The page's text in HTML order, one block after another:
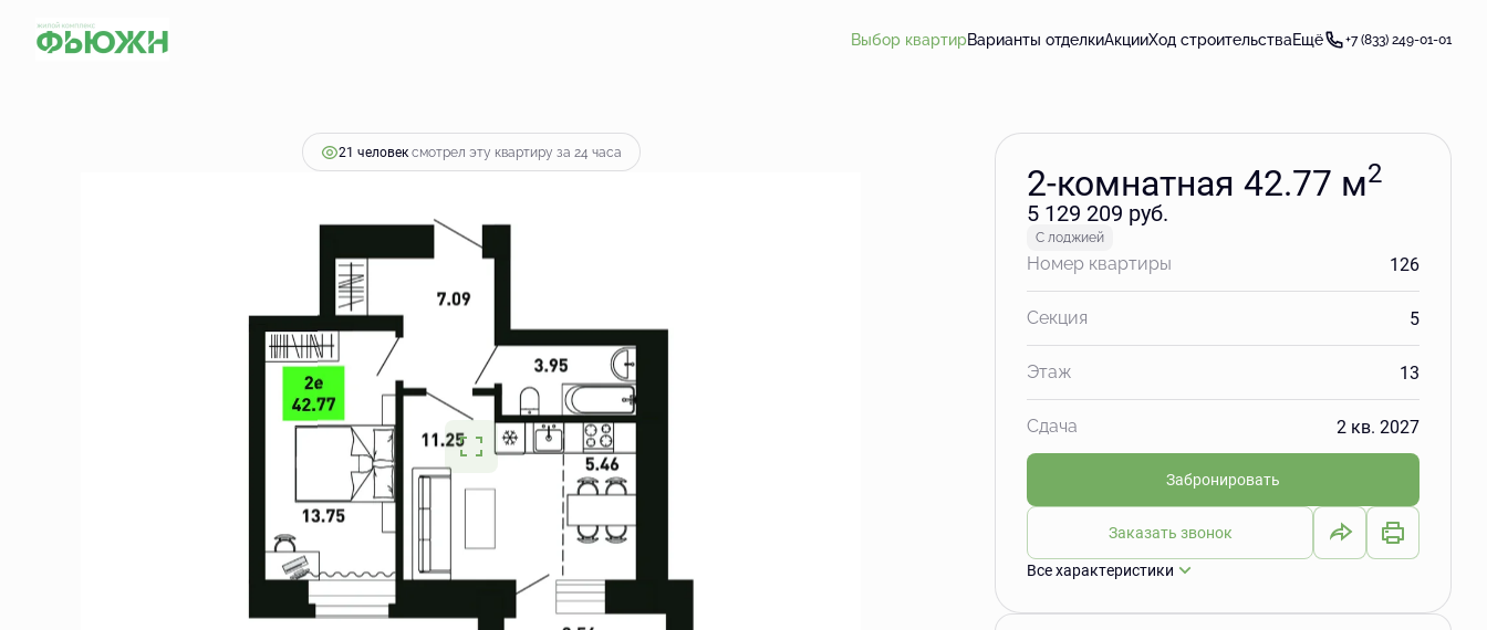
Выбор квартирВарианты отделкиАкцииХод строительстваЕщё +7 (833) 249-01-01
2-комнатная Забронировать
21 человек смотрел эту квартиру за 24 часа
2-комнатная 42.77 м2
5 129 209 руб.
С лоджией
Номер квартиры 126
Секция 5
Этаж 13
Сдача 2 кв. 2027
Забронировать
Заказать звонок
Все характеристики